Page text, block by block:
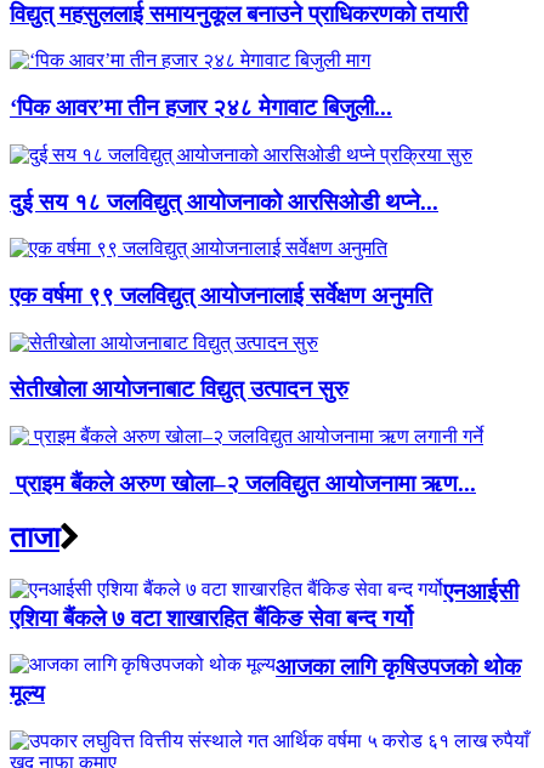
विद्युत् महसुललाई समायनुकूल बनाउने प्राधिकरणको तयारी
‘पिक आवर’मा तीन हजार २४८ मेगावाट बिजुली...
दुई सय १८ जलविद्युत् आयोजनाको आरसिओडी थप्ने...
एक वर्षमा ९९ जलविद्युत् आयोजनालाई सर्वेक्षण अनुमति
सेतीखोला आयोजनाबाट विद्युत् उत्पादन सुरु
प्राइम बैंकले अरुण खोला–२ जलविद्युत आयोजनामा ऋण...
ताजा
एनआईसी
एशिया बैंकले ७ वटा शाखारहित बैंकिङ सेवा बन्द गर्यो
आजका लागि कृषिउपजको थोक
मूल्य